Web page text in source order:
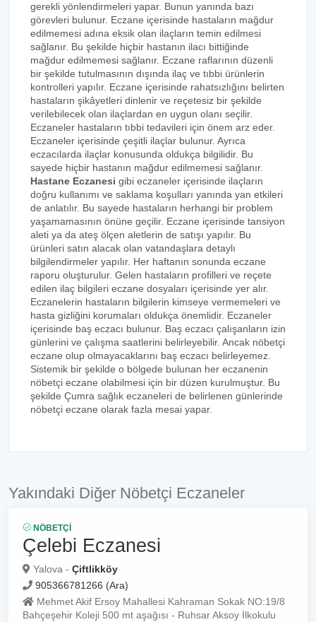
gerekli yönlendirmeleri yapar. Bunun yanında bazı
görevleri bulunur. Eczane içerisinde hastaların mağdur
edilmemesi adına eksik olan ilaçların temin edilmesi
sağlanır. Bu şekilde hiçbir hastanın ilacı bittiğinde
mağdur edilmemesi sağlanır. Eczane raflarının düzenli
bir şekilde tutulmasının dışında ilaç ve tıbbi ürünlerin
kontrolleri yapılır. Eczane içerisinde rahatsızlığını belirten
hastaların şikâyetleri dinlenir ve reçetesiz bir şekilde
verilebilecek olan ilaçlardan en uygun olanı seçilir.
Eczaneler hastaların tıbbi tedavileri için önem arz eder.
Eczaneler içerisinde çeşitli ilaçlar bulunur. Ayrıca
eczacılarda ilaçlar konusunda oldukça bilgilidir. Bu
sayede hiçbir hastanın mağdur edilmemesi sağlanır.
Hastane Eczanesi gibi eczaneler içerisinde ilaçların
doğru kullanımı ve saklama koşulları yanında yan etkileri
de anlatılır. Bu sayede hastaların herhangi bir problem
yaşamamasının önüne geçilir. Eczane içerisinde tansiyon
aleti ya da ateş ölçen aletlerin de satışı yapılır. Bu
ürünleri satın alacak olan vatandaşlara detaylı
bilgilendirmeler yapılır. Her haftanın sonunda eczane
raporu oluşturulur. Gelen hastaların profilleri ve reçete
edilen ilaç bilgileri eczane dosyaları içerisinde yer alır.
Eczanelerin hastaların bilgilerin kimseye vermemeleri ve
hasta gizliğini korumaları oldukça önemlidir. Eczaneler
içerisinde baş eczacı bulunur. Baş eczacı çalışanların izin
günlerini ve çalışma saatlerini belirleyebilir. Ancak nöbetçi
eczane olup olmayacaklarını baş eczacı belirleyemez.
Sistemik bir şekilde o bölgede bulunan her eczanenin
nöbetçi eczane olabilmesi için bir düzen kurulmuştur. Bu
şekilde Çumra sağlık eczaneleri de belirlenen günlerinde
nöbetçi eczane olarak fazla mesai yapar.
Yakındaki Diğer Nöbetçi Eczaneler
NÖBETÇI
Çelebi Eczanesi
Yalova - Çiftlikköy
905366781266 (Ara)
Mehmet Akif Ersoy Mahallesi Kahraman Sokak NO:19/8
Bahçeşehir Koleji 500 mt aşağısı - Ruhsar Aksoy İlkokulu